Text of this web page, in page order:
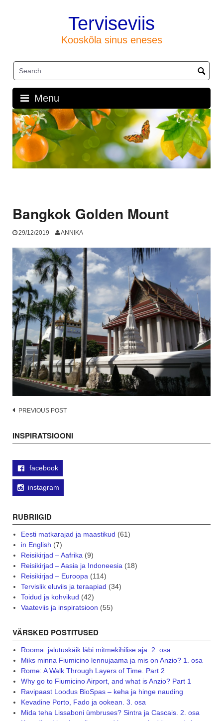
Terviseviis
Kooskõla sinus eneses
Menu
Bangkok Golden Mount
29/12/2019 ANNIKA
Post
PREVIOUS POST
INSPIRATSIOONI
facebook
instagram
RUBRIIGID
Eesti matkarajad ja maastikud (61)
in English (7)
Reisikirjad – Aafrika(9)
Reisikirjad – Aasia ja Indoneesia(18)
Reisikirjad – Euroopa(114)
Tervislik eluviis ja teraapiad (34)
Toidud ja kohvikud (42)
Vaateviis ja inspiratsioon (55)
VÄRSKED POSTITUSED
Rooma: jalutuskäik läbi mitmekihilise aja. 2. osa
Miks minna Fiumicino lennujaama ja mis on Anzio? 1. osa
Rome: A Walk Through Layers of Time. Part 2
Why go to Fiumicino Airport, and what is Anzio? Part 1
Ravipaast Loodus BioSpas – keha ja hinge nauding
Kevadine Porto, Fado ja ookean. 3. osa
Mida teha Lissaboni ümbruses? Sintra ja Cascais. 2. osa